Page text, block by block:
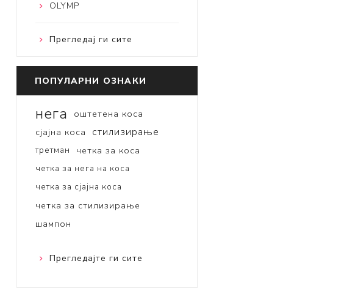
OLYMP
Прегледај ги сите
ПОПУЛАРНИ ОЗНАКИ
нега
оштетена коса
сјајна коса
стилизирање
третман четка за коса
четка за нега на коса
четка за сјајна коса
четка за стилизирање
шампон
Прегледајте ги сите